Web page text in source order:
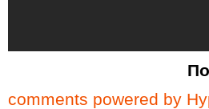
comments powered by